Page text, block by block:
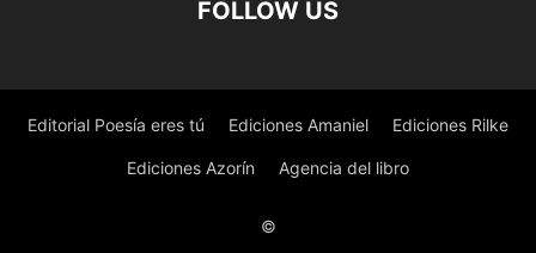
FOLLOW US
Editorial Poesía eres tú Ediciones Amaniel Ediciones Rilke
Ediciones Azorín Agencia del libro
©